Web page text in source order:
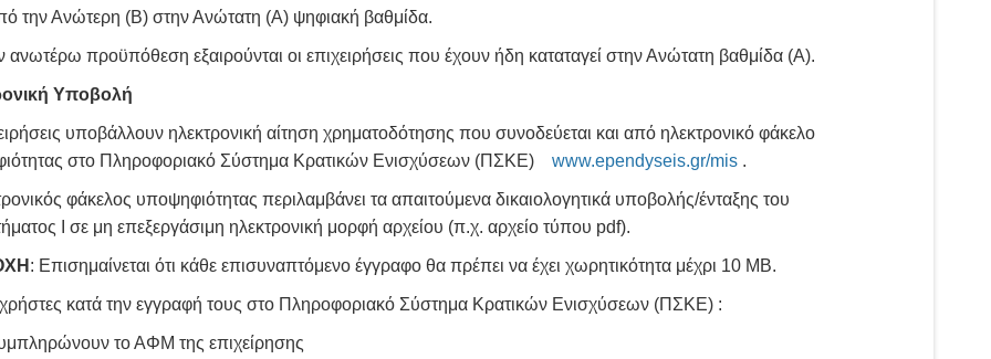
την Ανώτερη (Β) στην Ανώτατη (Α) ψηφιακή βαθμίδα.
ανωτέρω προϋπόθεση εξαιρούνται οι επιχειρήσεις που έχουν ήδη καταταγεί στην Ανώτατη βαθμίδα (Α).
Υποβολή
υποβάλλουν ηλεκτρονική αίτηση χρηματοδότησης που συνοδεύεται και από ηλεκτρονικό φάκελο
στο Πληροφοριακό Σύστημα Κρατικών Ενισχύσεων (ΠΣΚΕ) www.ependyseis.gr/mis .
φάκελος υποψηφιότητας περιλαμβάνει τα απαιτούμενα δικαιολογητικά υποβολής/ένταξης του
Ι σε μη επεξεργάσιμη ηλεκτρονική μορφή αρχείου (π.χ. αρχείο τύπου pdf).
: Επισημαίνεται ότι κάθε επισυναπτόμενο έγγραφο θα πρέπει να έχει χωρητικότητα μέχρι 10 ΜB.
χρήστες κατά την εγγραφή τους στο Πληροφοριακό Σύστημα Κρατικών Ενισχύσεων (ΠΣΚΕ) :
το ΑΦΜ της επιχείρησης